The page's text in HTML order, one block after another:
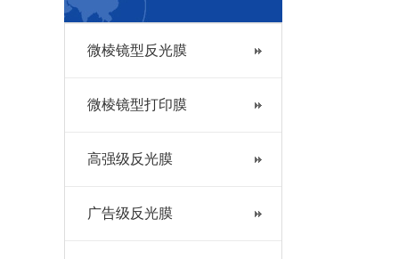
微棱镜型反光膜
微棱镜型打印膜
高强级反光膜
广告级反光膜